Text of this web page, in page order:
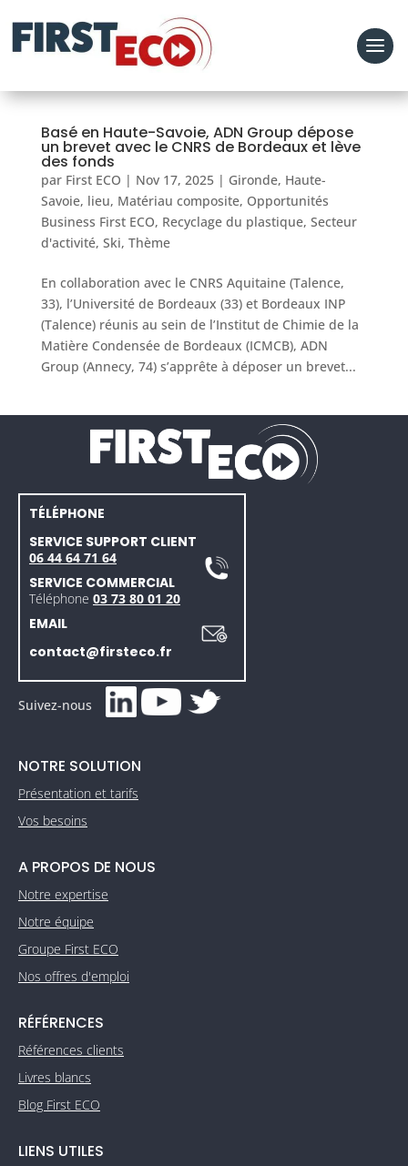
Basé en Haute-Savoie, ADN Group dépose
un brevet avec le CNRS de Bordeaux et lève
des fonds
par First ECO | Nov 17, 2025| Gironde, Haute-
Savoie, lieu, Matériau composite, Opportunités
Business First ECO, Recyclage du plastique, Secteur
d'activité, Ski, Thème
En collaboration avec le CNRS Aquitaine (Talence,
33), l’Université de Bordeaux (33) et Bordeaux INP
(Talence) réunis au sein de l’Institut de Chimie de la
Matière Condensée de Bordeaux (ICMCB), ADN
Group (Annecy, 74) s’apprête à déposer un brevet...
TÉLÉPHONE
SERVICE SUPPORT CLIENT
06 44 64 71 64
SERVICE COMMERCIAL
Téléphone 03 73 80 01 20
EMAIL
contact@firsteco.fr
Suivez-nous
NOTRE SOLUTION
Présentation et tarifs
Vos besoins
A PROPOS DE NOUS
Notre expertise
Notre équipe
Groupe First ECO
Nos offres d'emploi
RÉFÉRENCES
Références clients
Livres blancs
Blog First ECO
LIENS UTILES